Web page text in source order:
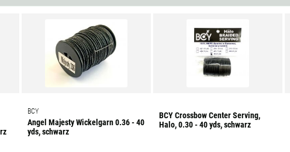
BCY
Angel Majesty Wickelgarn 0.36 - 40
yds, schwarz
BCY Crossbow Center Serving,
Halo, 0.30 - 40 yds, schwarz